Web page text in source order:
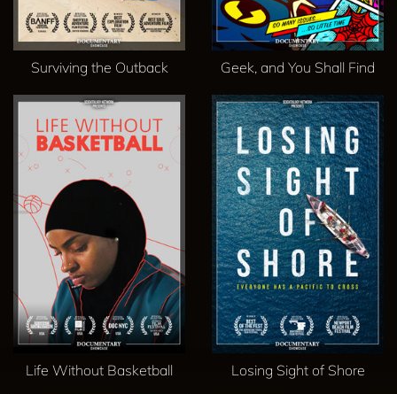
Surviving the Outback Geek, and You Shall Find
Life Without Basketball Losing Sight of Shore